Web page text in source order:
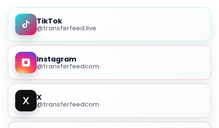
TikTok
@transferfeed.live
Instagram
@transferfeedcom
X
@transferfeedcom